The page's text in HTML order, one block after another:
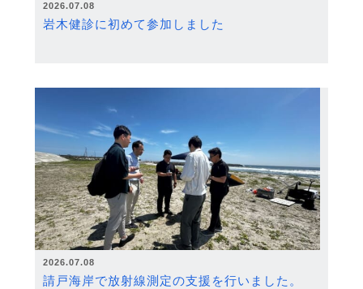
2026.07.08
岩木健診に初めて参加しました
2026.07.08
請戸海岸で放射線測定の支援を行いました。